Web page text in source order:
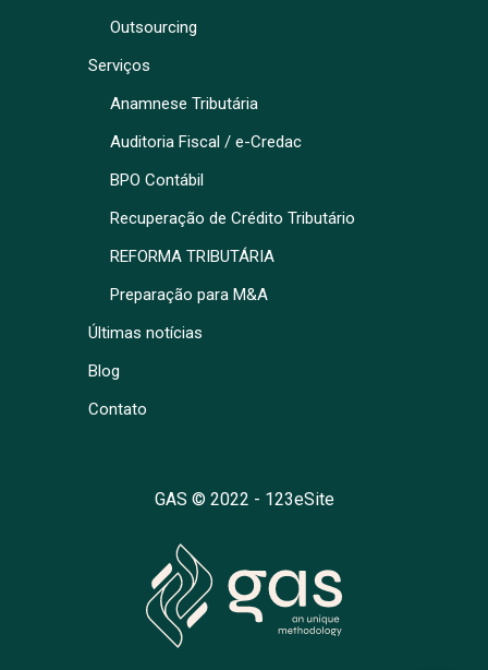
Outsourcing
Serviços
Anamnese Tributária
Auditoria Fiscal / e-Credac
BPO Contábil
Recuperação de Crédito Tributário
REFORMA TRIBUTÁRIA
Preparação para M&A
Últimas notícias
Blog
Contato
GAS © 2022 - 123eSite